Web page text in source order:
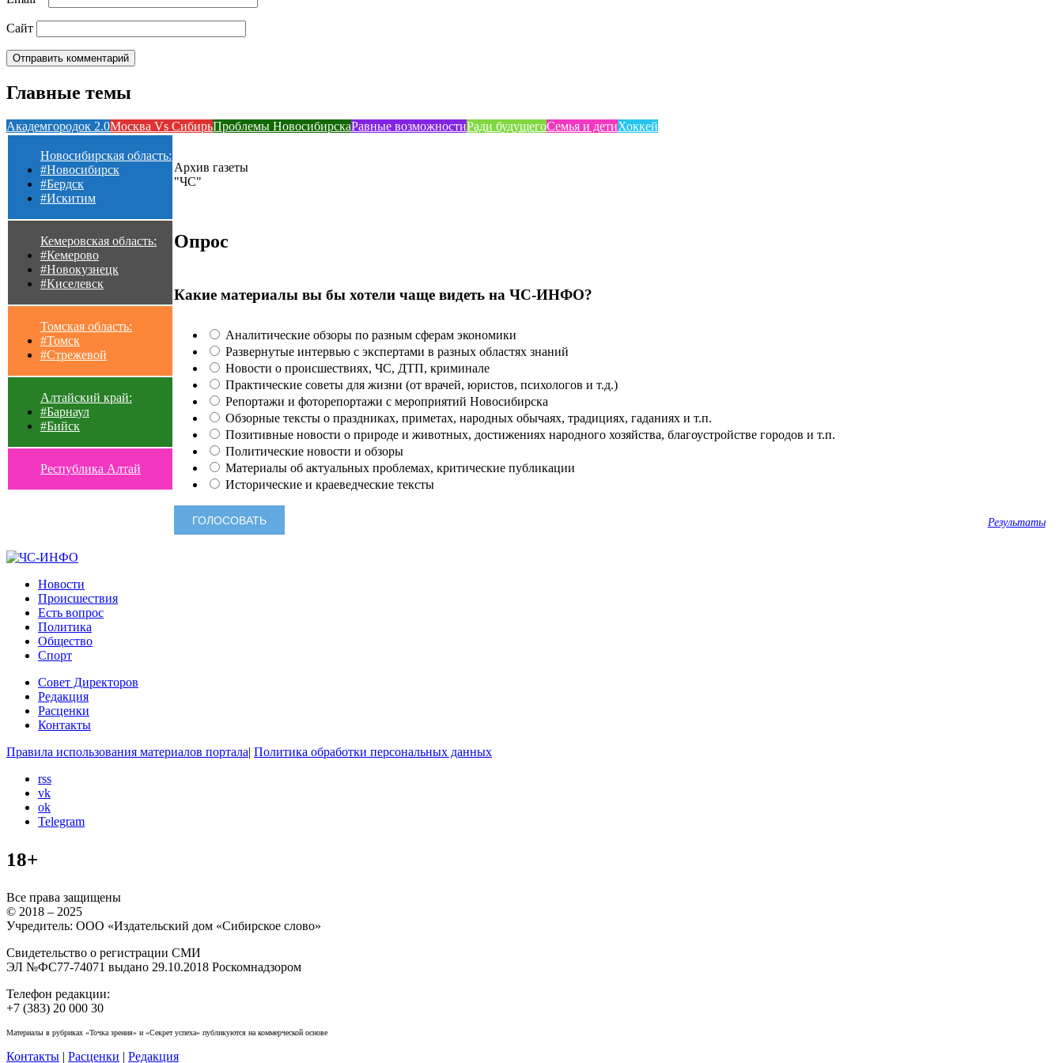
Сайт
Главные темы
Академгородок 2.0Москва Vs СибирьПроблемы НовосибирскаРавные возможностиРади будущегоСемья и детиХоккей
Новосибирская область:
#Новосибирск
#Бердск
#Искитим
Кемеровская область:
#Кемерово
#Новокузнецк
#Киселевск
Томская область:
#Томск
#Стрежевой
Алтайский край:
#Барнаул
#Бийск
Республика Алтай
Архив газеты
"ЧС"
Опрос
Какие материалы вы бы хотели чаще видеть на ЧС-ИНФО?
Аналитические обзоры по разным сферам экономики
Развернутые интервью с экспертами в разных областях знаний
Новости о происшествиях, ЧС, ДТП, криминале
Практические советы для жизни (от врачей, юристов, психологов и т.д.)
Репортажи и фоторепортажи с мероприятий Новосибирска
Обзорные тексты о праздниках, приметах, народных обычаях, традициях, гаданиях и т.п.
Позитивные новости о природе и животных, достижениях народного хозяйства, благоустройстве городов и т.п.
Политические новости и обзоры
Материалы об актуальных проблемах, критические публикации
Исторические и краеведческие тексты
Результаты
Новости
Происшествия
Есть вопрос
Политика
Общество
Спорт
Совет Директоров
Редакция
Расценки
Контакты
Правила использования материалов портала| Политика обработки персональных данных
rss
vk
ok
Telegram
18+
Все права защищены
© 2018 – 2025
Учредитель: ООО «Издательский дом «Сибирское слово»
Свидетельство о регистрации СМИ
ЭЛ №ФС77-74071 выдано 29.10.2018 Роскомнадзором
Телефон редакции:
+7 (383) 20 000 30
Материалы в рубриках «Точка зрения» и «Секрет успеха» публикуются на коммерческой основе
Контакты | Расценки | Редакция